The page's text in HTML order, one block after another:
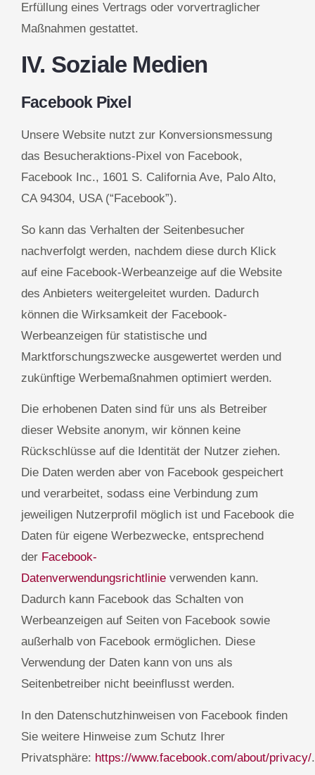
Erfüllung eines Vertrags oder vorvertraglicher
Maßnahmen gestattet.
IV. Soziale Medien
Facebook Pixel
Unsere Website nutzt zur Konversionsmessung
das Besucheraktions-Pixel von Facebook,
Facebook Inc., 1601 S. California Ave, Palo Alto,
CA 94304, USA (“Facebook”).
So kann das Verhalten der Seitenbesucher
nachverfolgt werden, nachdem diese durch Klick
auf eine Facebook-Werbeanzeige auf die Website
des Anbieters weitergeleitet wurden. Dadurch
können die Wirksamkeit der Facebook-
Werbeanzeigen für statistische und
Marktforschungszwecke ausgewertet werden und
zukünftige Werbemaßnahmen optimiert werden.
Die erhobenen Daten sind für uns als Betreiber
dieser Website anonym, wir können keine
Rückschlüsse auf die Identität der Nutzer ziehen.
Die Daten werden aber von Facebook gespeichert
und verarbeitet, sodass eine Verbindung zum
jeweiligen Nutzerprofil möglich ist und Facebook die
Daten für eigene Werbezwecke, entsprechend
der Facebook-
Datenverwendungsrichtlinie verwenden kann.
Dadurch kann Facebook das Schalten von
Werbeanzeigen auf Seiten von Facebook sowie
außerhalb von Facebook ermöglichen. Diese
Verwendung der Daten kann von uns als
Seitenbetreiber nicht beeinflusst werden.
In den Datenschutzhinweisen von Facebook finden
Sie weitere Hinweise zum Schutz Ihrer
Privatsphäre: https://www.facebook.com/about/privacy/.